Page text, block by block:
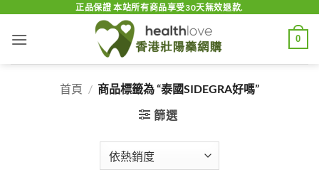
content
正品保證 本站所有商品享受30天無效退款.
0
首頁 / 商品標籤為 “泰國SIDEGRA好嗎”
篩選